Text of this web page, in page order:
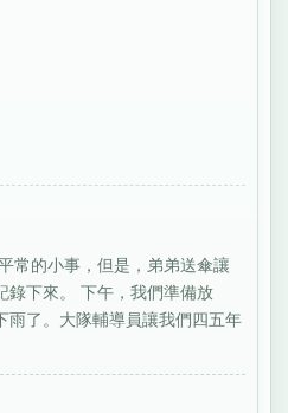
常的小事，但是，弟弟送傘讓
錄下來。 下午，我們準備放
雨了。大隊輔導員讓我們四五年